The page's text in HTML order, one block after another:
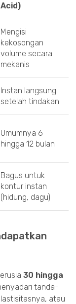
Acid)
Mengisi
kekosongan
volume secara
mekanis
Instan langsung
setelah tindakan
Umumnya 6
hingga 12 bulan
Bagus untuk
kontur instan
(hidung, dagu)
30 hingga
tanda-
atau